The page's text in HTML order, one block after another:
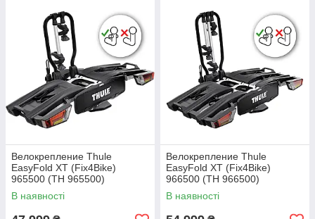
Велокрепление Thule
EasyFold XT (Fix4Bike)
965500 (TH 965500)
В наявності
Велокрепление Thule
EasyFold XT (Fix4Bike)
966500 (TH 966500)
В наявності